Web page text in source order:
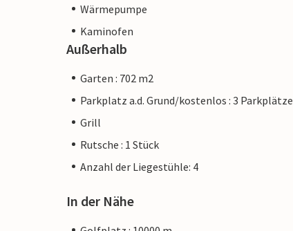
Wärmepumpe
Kaminofen
Außerhalb
Garten : 702 m2
Parkplatz a.d. Grund/kostenlos : 3 Parkplätze
Grill
Rutsche : 1 Stück
Anzahl der Liegestühle: 4
In der Nähe